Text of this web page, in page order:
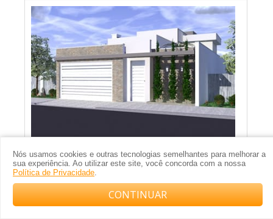
Nós usamos cookies e outras tecnologias semelhantes para melhorar a
sua experiência. Ao utilizar este site, você concorda com a nossa
Política de Privacidade.
CONTINUAR
Planta de sobrado com quarto embaixo
10x25m 3 3 2
Compre com o arquiteto no WhatsApp